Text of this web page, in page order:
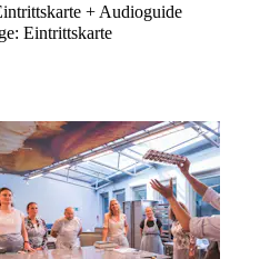
+ Audioguide
Eintrittskarte